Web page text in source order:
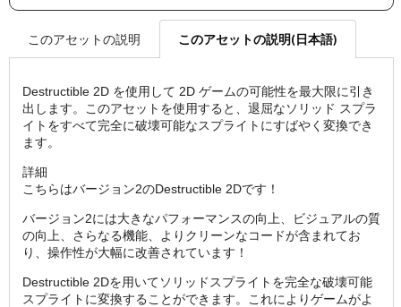
このアセットの説明 このアセットの説明(日本語)
Destructible 2D を使用して 2D ゲームの可能性を最大限に引き
出します。このアセットを使用すると、退屈なソリッド スプラ
イトをすべて完全に破壊可能なスプライトにすばやく変換でき
ます。
詳細
こちらはバージョン2のDestructible 2Dです！
バージョン2には大きなパフォーマンスの向上、ビジュアルの質
の向上、さらなる機能、よりクリーンなコードが含まれてお
り、操作性が大幅に改善されています！
Destructible 2Dを用いてソリッドスプライトを完全な破壊可能
スプライトに変換することができます。これによりゲームがよ